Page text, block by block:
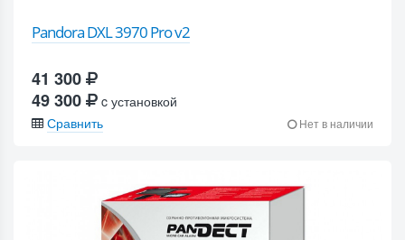
Pandora DXL 3970 Pro v2
41 300
49 300
c установкой
Сравнить
Нет в наличии